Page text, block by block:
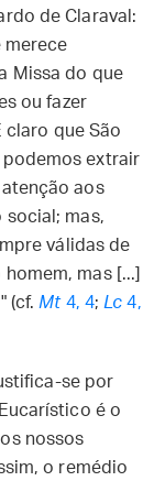
de Claraval:
merece
Missa do que
ou fazer
claro que São
extrair
aos
mas,
válidas de
mas [...]
(cf. Mt4, 4; Lc 4,
se por
é o
nossos
o remédio